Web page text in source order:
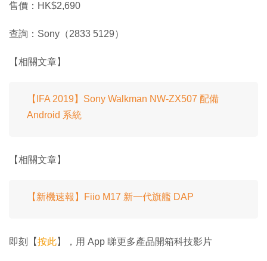
售價：HK$2,690
查詢：Sony（2833 5129）
【相關文章】
【IFA 2019】Sony Walkman NW-ZX507 配備
Android 系統
【相關文章】
【新機速報】Fiio M17 新一代旗艦 DAP
即刻【按此】，用 App 睇更多產品開箱科技影片